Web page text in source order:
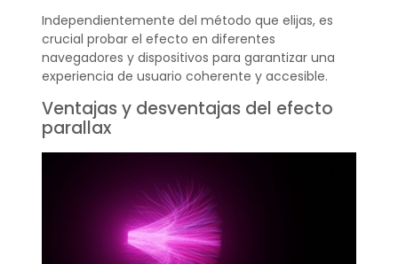
Independientemente del método que elijas, es
crucial probar el efecto en diferentes
navegadores y dispositivos para garantizar una
experiencia de usuario coherente y accesible.
Ventajas y desventajas del efecto
parallax